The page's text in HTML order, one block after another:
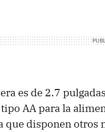
es de 2.7
AA para la
que disponen otros